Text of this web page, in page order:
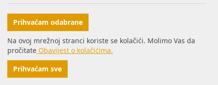
05.06.2025. Planirani radovi na plinskoj mreži - Virovitica
05.06.2025. Planirani radovi na plinskoj mreži - Virovitica
05.06.2025. Neplanirani radovi na plinskoj mreži -
Prihvaćam odabrane
Na ovoj mrežnoj stranci koriste se kolačići. Molimo Vas da
pročitate Obavijest o kolačićima.
Prihvaćam sve